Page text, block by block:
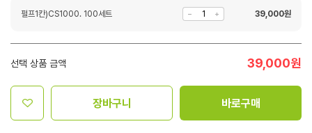
펄프1칸)CS1000. 100세트 39,000원
선택 상품 금액 39,000원
장바구니 바로구매